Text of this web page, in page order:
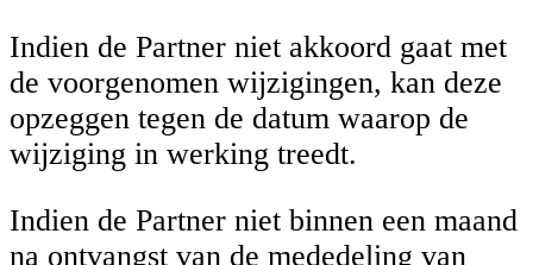
Indien de Partner niet akkoord gaat met
de voorgenomen wijzigingen, kan deze
opzeggen tegen de datum waarop de
wijziging in werking treedt.
Indien de Partner niet binnen een maand
na ontvangst van de mededeling van